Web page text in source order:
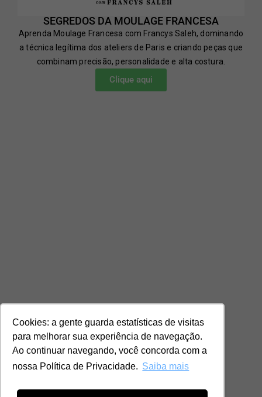
Cookies: a gente guarda estatísticas de visitas
para melhorar sua experiência de navegação.
Ao continuar navegando, você concorda com a
nossa Política de Privacidade. Saiba mais
SEGREDOS DA MOULAGE FRANCESA
Aprenda Moulage Francesa com Francys Saleh, dominando
a técnica legítima dos ateliers de Paris e criando peças que
combinam precisão, personalidade e alta costura.
Clique aqui